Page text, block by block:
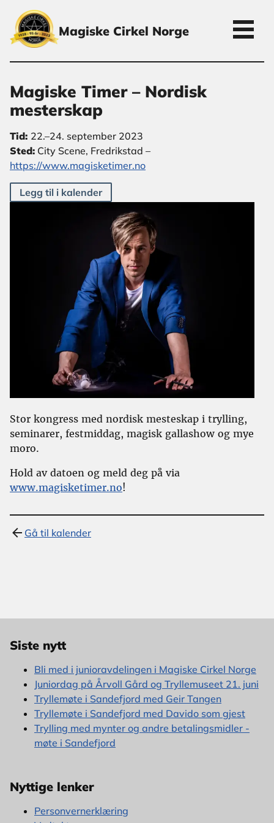
Magiske Cirkel Norge
Magiske Timer – Nordisk
mesterskap
Tid: 22.–24. september 2023
Sted: City Scene, Fredrikstad –
https://www.magisketimer.no
Legg til i kalender
Stor kongress med nordisk mesteskap i trylling,
seminarer, festmiddag, magisk gallashow og mye
moro.
Hold av datoen og meld deg på via
www.magisketimer.no!
Gå til kalender
Siste nytt
Bli med i junioravdelingen i Magiske Cirkel Norge
Juniordag på Årvoll Gård og Tryllemuseet 21. juni
Tryllemøte i Sandefjord med Geir Tangen
Tryllemøte i Sandefjord med Davido som gjest
Trylling med mynter og andre betalingsmidler -
møte i Sandefjord
Nyttige lenker
Personvernerklæring